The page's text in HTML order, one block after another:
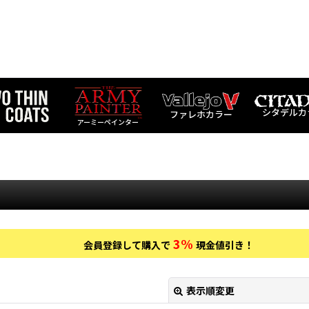
アーミーペインター
ファレホカラー シタデル
会員登録して購入で 3% 現金値引き！
表示順変更